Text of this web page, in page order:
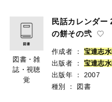
図書・雑
誌・視聴
覚
民話カレンダー
の餅その弐
作成者 ： 宝達志水
出版者
： 宝達志水
出版年
：
2007
種別
： 図書